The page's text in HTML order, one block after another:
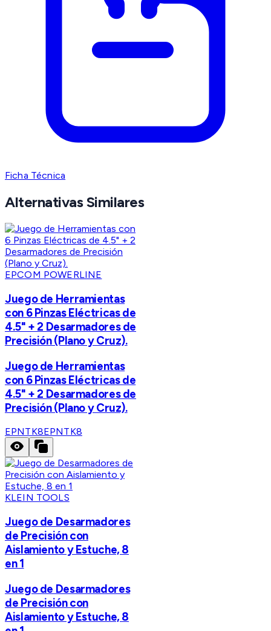
Ficha Técnica
Alternativas Similares
EPCOM POWERLINE
Juego de Herramientas
con 6 Pinzas Eléctricas de
4.5" + 2 Desarmadores de
Precisión (Plano y Cruz).
Juego de Herramientas
con 6 Pinzas Eléctricas de
4.5" + 2 Desarmadores de
Precisión (Plano y Cruz).
EPNTK8EPNTK8
KLEIN TOOLS
Juego de Desarmadores
de Precisión con
Aislamiento y Estuche, 8
en 1
Juego de Desarmadores
de Precisión con
Aislamiento y Estuche, 8